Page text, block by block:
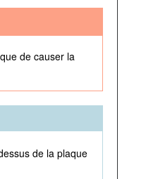
de causer la
de la plaque